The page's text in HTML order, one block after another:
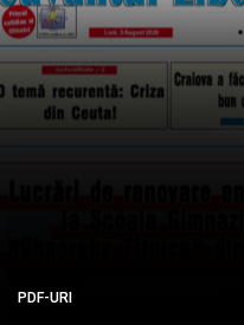
PDF-URI
PDF-URI
PDF-URI
PDF-URI
PDF-URI